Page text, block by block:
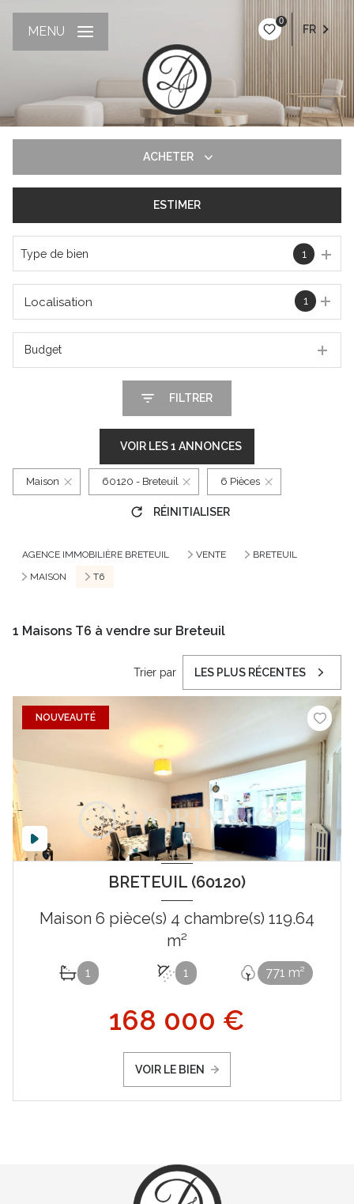
0
FR
MENU
ACHETER
ESTIMER
Type de bien 1
1
Localisation
Budget
FILTRER
VOIR LES1 ANNONCES
Maison 60120 - Breteuil 6 Pièces
RÉINITIALISER
AGENCE IMMOBILIÈRE BRETEUIL VENTE
BRETEUIL
MAISON
T6
1 Maisons T6 à vendre sur Breteuil
Trier par LES PLUS RÉCENTES
NOUVEAUTÉ
BRETEUIL (60120)
Maison 6 pièce(s) 4 chambre(s) 119.64
m²
1 1 771 m²
168 000 €
VOIR LE BIEN